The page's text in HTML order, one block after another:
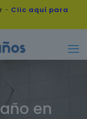
- Clic aquí para
en